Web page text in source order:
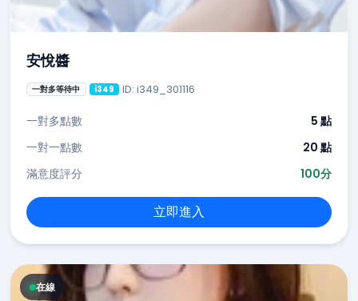
安悅醬
一對多等待中 i349 ID: i349_301116
一對多點數
5 點
一對一點數
20 點
滿意度評分
100分
立即進入
在線